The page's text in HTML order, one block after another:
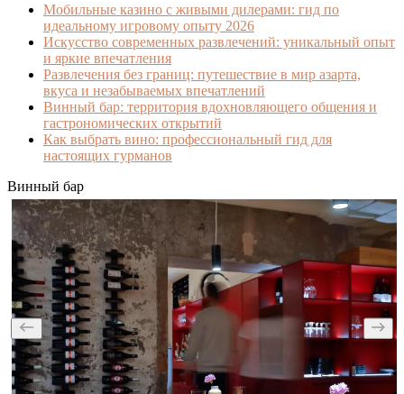
Мобильные казино с живыми дилерами: гид по
идеальному игровому опыту 2026
Искусство современных развлечений: уникальный опыт
и яркие впечатления
Развлечения без границ: путешествие в мир азарта,
вкуса и незабываемых впечатлений
Винный бар: территория вдохновляющего общения и
гастрономических открытий
Как выбрать вино: профессиональный гид для
настоящих гурманов
Винный бар